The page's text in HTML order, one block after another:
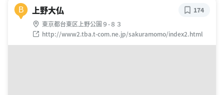
B 上野大仏
東京都台東区上野公園９-８３
http://www2.tba.t-com.ne.jp/sakuramomo/index2.html
174